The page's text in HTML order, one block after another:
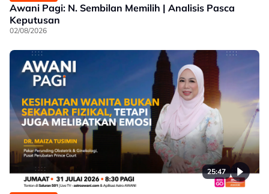
Awani Pagi: N. Sembilan Memilih | Analisis Pasca
Keputusan
02/08/2026
25:47